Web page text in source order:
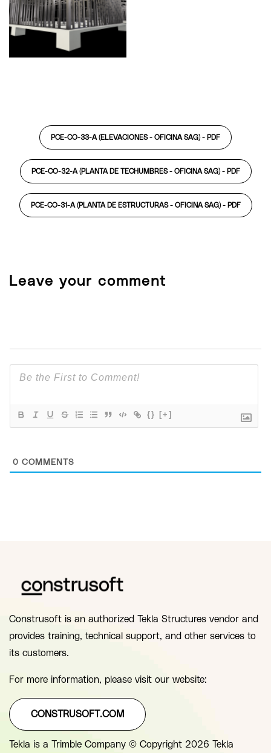
PCE-CO-33-A (ELEVACIONES - OFICINA SAG) - PDF
PCE-CO-32-A (PLANTA DE TECHUMBRES - OFICINA SAG) - PDF
PCE-CO-31-A (PLANTA DE ESTRUCTURAS - OFICINA SAG) - PDF
Leave your comment
{} [+]
0 COMMENTS
Construsoft is an authorized Tekla Structures vendor and
provides training, technical support, and other services to
its customers.
For more information, please visit our website:
CONSTRUSOFT.COM
Tekla is a Trimble Company © Copyright 2026 Tekla